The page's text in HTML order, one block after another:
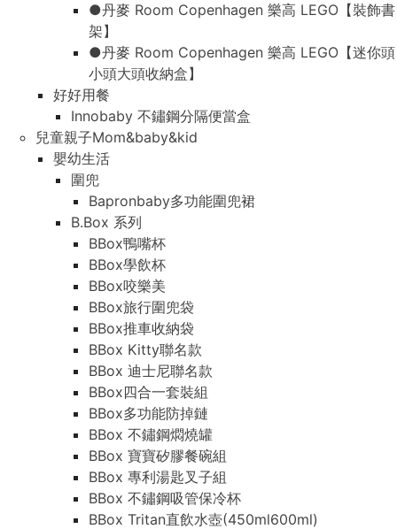
●丹麥 Room Copenhagen 樂高 LEGO【裝飾書
架】
●丹麥 Room Copenhagen 樂高 LEGO【迷你頭
小頭大頭收納盒】
好好用餐
Innobaby 不鏽鋼分隔便當盒
兒童親子Mom&baby&kid
嬰幼生活
圍兜
Bapronbaby多功能圍兜裙
B.Box 系列
BBox鴨嘴杯
BBox學飲杯
BBox咬樂美
BBox旅行圍兜袋
BBox推車收納袋
BBox Kitty聯名款
BBox 迪士尼聯名款
BBox四合一套裝組
BBox多功能防掉鏈
BBox 不鏽鋼燜燒罐
BBox 寶寶矽膠餐碗組
BBox 專利湯匙叉子組
BBox 不鏽鋼吸管保冷杯
BBox Tritan直飲水壺(450ml600ml)